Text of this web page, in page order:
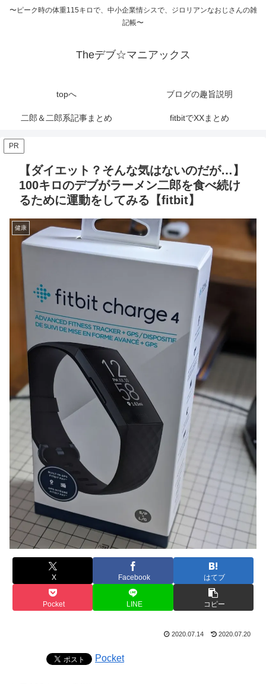
〜ピーク時の体重115キロで、中小企業情シスで、ジロリアンなおじさんの雑
記帳〜
Theデブ☆マニアックス
topへ ブログの趣旨説明
二郎＆二郎系記事まとめ fitbitでXXまとめ
PR
【ダイエット？そんな気はないのだが…】
100キロのデブがラーメン二郎を食べ続け
るために運動をしてみる【fitbit】
健康
X Facebook はてブ
Pocket LINE コピー
2020.07.14 2020.07.20
Pocket